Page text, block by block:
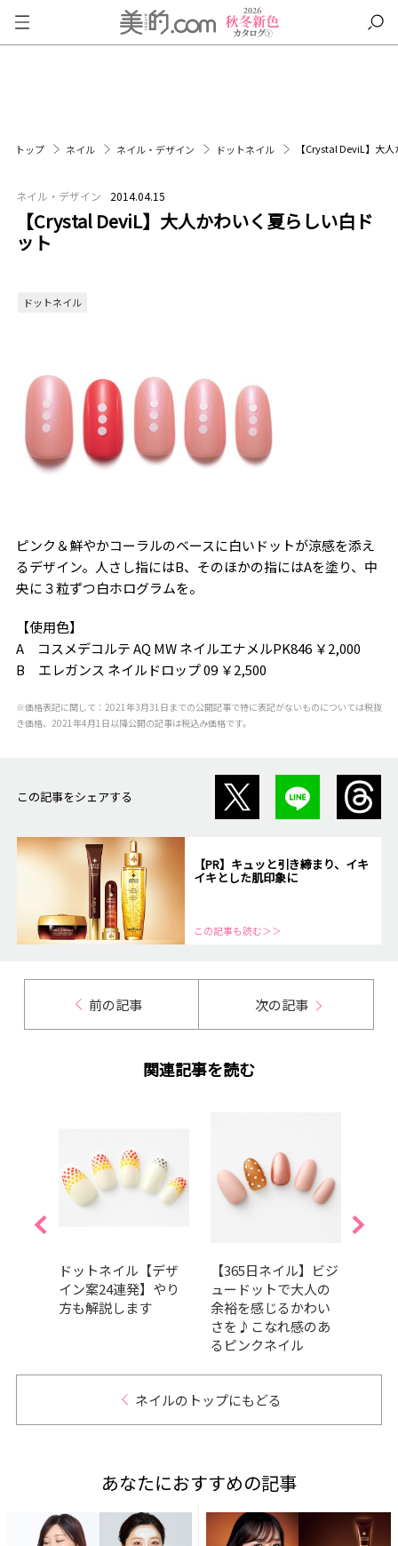
トップ ネイル ネイル・デザイン ドットネイル 【Crystal DeviL】大
ネイル・デザイン 2014.04.15
【Crystal DeviL】大人かわいく夏らしい白ド
ット
ドットネイル
ピンク＆鮮やかコーラルのベースに白いドットが涼感を添え
るデザイン。人さし指にはB、そのほかの指にはAを塗り、中
央に３粒ずつ白ホログラムを。
【使用色】
A コスメデコルテ AQ MW ネイルエナメルPK846 ￥2,000
B エレガンス ネイルドロップ 09 ￥2,500
※価格表記に関して：2021年3月31日までの公開記事で特に表記がないものについては税抜
き価格、2021年4月1日以降公開の記事は税込み価格です。
この記事をシェアする
【PR】キュッと引き締まり、イキ
イキとした肌印象に
この記事も読む＞＞
前の記事 次の記事
関連記事を読む
ドットネイル【デザ
イン案24連発】やり
方も解説します
【365日ネイル】ビジ
ュードットで大人の
余裕を感じるかわい
さを♪こなれ感のあ
るピンクネイル
ネイルのトップにもどる
あなたにおすすめの記事